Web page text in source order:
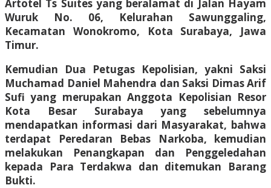
Artotel Ts Suites yang beralamat di Jalan Hayam
Wuruk No. 06, Kelurahan Sawunggaling,
Kecamatan Wonokromo, Kota Surabaya, Jawa
Timur.
Kemudian Dua Petugas Kepolisian, yakni Saksi
Muchamad Daniel Mahendra dan Saksi Dimas Arif
Sufi yang merupakan Anggota Kepolisian Resor
Kota Besar Surabaya yang sebelumnya
mendapatkan informasi dari Masyarakat, bahwa
terdapat Peredaran Bebas Narkoba, kemudian
melakukan Penangkapan dan Penggeledahan
kepada Para Terdakwa dan ditemukan Barang
Bukti.